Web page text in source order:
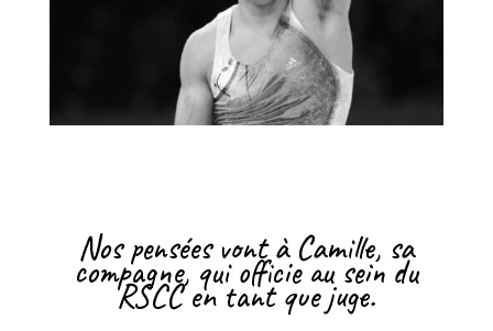
Nos pensées vont à Camille, sa
compagne, qui officie au sein du
RSCC en tant que juge.